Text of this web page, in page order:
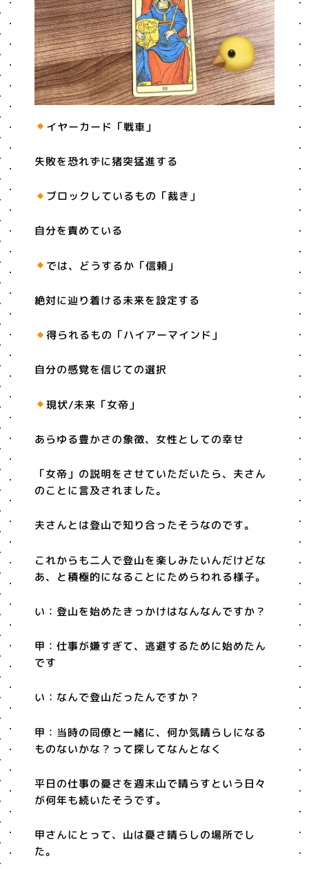
イヤーカード「戦車」
失敗を恐れずに猪突猛進する
ブロックしているもの「裁き」
自分を責めている
では、どうするか「信頼」
絶対に辿り着ける未来を設定する
得られるもの「ハイアーマインド」
自分の感覚を信じての選択
現状/未来「女帝」
あらゆる豊かさの象徴、女性としての幸せ
「女帝」の説明をさせていただいたら、夫さん
のことに言及されました。
夫さんとは登山で知り合ったそうなのです。
これからも二人で登山を楽しみたいんだけどな
あ、と積極的になることにためらわれる様子。
い：登山を始めたきっかけはなんなんですか？
甲：仕事が嫌すぎて、逃避するために始めたん
です
い：なんで登山だったんですか？
甲：当時の同僚と一緒に、何か気晴らしになる
ものないかな？って探してなんとなく
平日の仕事の憂さを週末山で晴らすという日々
が何年も続いたそうです。
甲さんにとって、山は憂さ晴らしの場所でし
た。